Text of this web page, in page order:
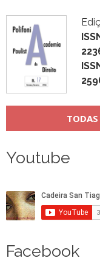
TODAS
Youtube
Facebook